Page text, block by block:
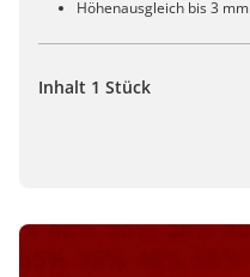
Höhenausgleich bis 3 mm
Inhalt 1 Stück